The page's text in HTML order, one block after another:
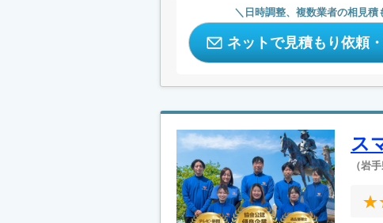
日時調整、複数業者の相見積
ネットで見積もり依頼
ス
（岩